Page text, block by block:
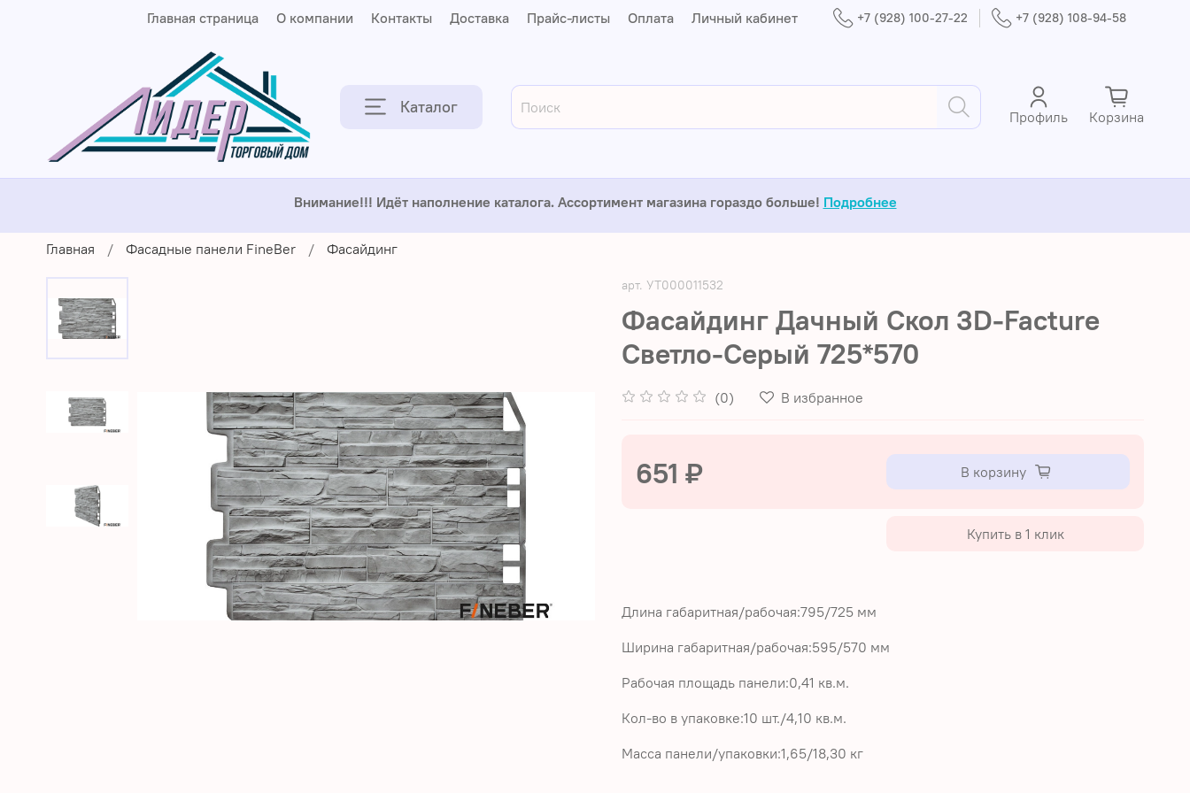
Главная страница О компании Контакты Доставка Прайс-листы Оплата Личный кабинет +7 (928) 100-27-22 +7 (928) 108-94-58
Каталог Профиль Корзина
Внимание!!! Идёт наполнение каталога. Ассортимент магазина гораздо больше! Подробнее
Главная Фасадные панели FineBer Фасайдинг
арт. УТ000011532
Фасайдинг Дачный Скол 3D-Facture
Светло-Серый 725*570
(0) В избранное
651 ₽ В корзину
Купить в 1 клик
Длина габаритная/рабочая:795/725 мм
Ширина габаритная/рабочая:595/570 мм
Рабочая площадь панели:0,41 кв.м.
Кол-во в упаковке:10 шт./4,10 кв.м.
Масса панели/упаковки:1,65/18,30 кг